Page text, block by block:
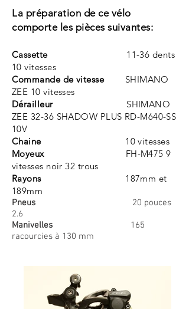
La préparation de ce vélo
comporte les pièces suivantes:
Cassette11-36 dents
10 vitesses
Commande de vitesse
SHIMANO
ZEE 10 vitesses
Dérailleur SHIMANO
ZEE 32-36 SHADOW PLUS RD-M640-SS
10V
Chaine
10 vitesses
MoyeuxFH-M475 9
vitesses noir 32 trous
Rayons 187mm et
189mm
Pneus 20 pouces
2.6
Manivelles 165
racourcies à 130 mm